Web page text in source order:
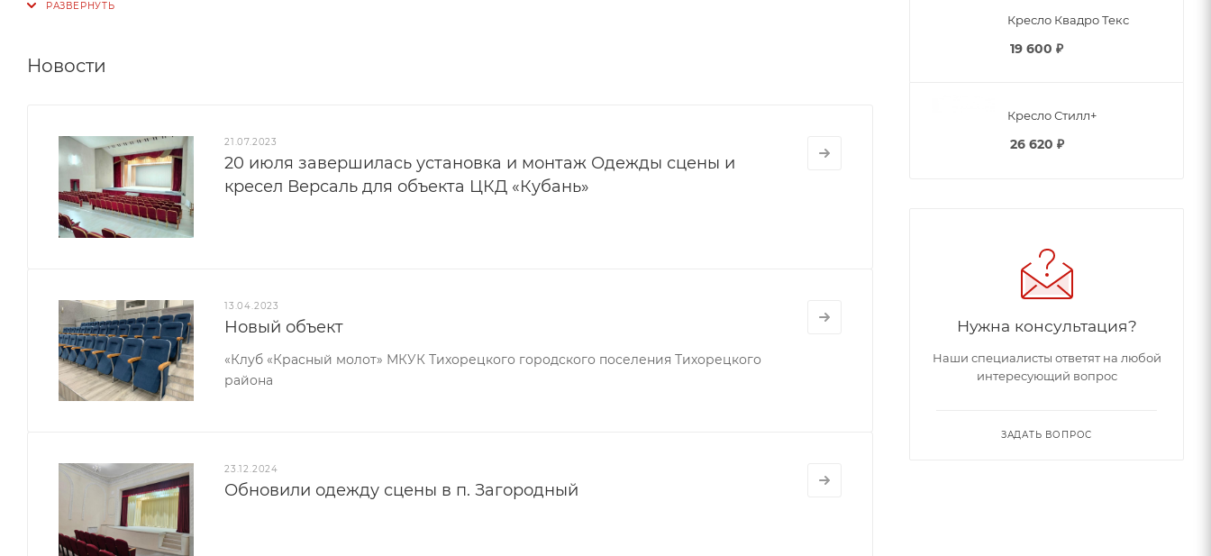
Новости
21.07.2023
20 июля завершилась установка и монтаж Одежды сцены и
кресел Версаль для объекта ЦКД «Кубань»
13.04.2023
Новый объект
«Клуб «Красный молот» МКУК Тихорецкого городского поселения Тихорецкого
района
23.12.2024
Обновили одежду сцены в п. Загородный
Кресло Квадро Текс
19 600 ₽
Кресло Стилл+
26 620 ₽
Нужна консультация?
Наши специалисты ответят на любой
интересующий вопрос
ЗАДАТЬ ВОПРОС